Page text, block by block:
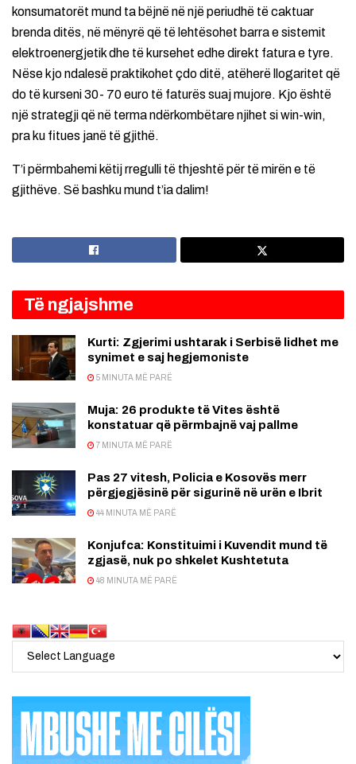
konsumatorët mund ta bëjnë në një periudhë të caktuar
brenda ditës, në mënyrë që të lehtësohet barra e sistemit
elektroenergjetik dhe të kursehet edhe direkt fatura e tyre.
Nëse kjo ndalesë praktikohet çdo ditë, atëherë llogaritet që
do të kurseni 30- 70 euro të faturës suaj mujore. Kjo është
një strategji që në terma ndërkombëtare njihet si win-win,
pra ku fitues janë të gjithë.
T’i përmbahemi këtij rregulli të thjeshtë për të mirën e të
gjithëve. Së bashku mund t’ia dalim!
Të ngjajshme
Kurti: Zgjerimi ushtarak i Serbisë lidhet me
synimet e saj hegjemoniste
5 MINUTA MË PARË
Muja: 26 produkte të Vites është
konstatuar që përmbajnë vaj pallme
7 MINUTA MË PARË
Pas 27 vitesh, Policia e Kosovës merr
përgjegjësinë për sigurinë në urën e Ibrit
44 MINUTA MË PARË
Konjufca: Konstituimi i Kuvendit mund të
zgjasë, nuk po shkelet Kushtetuta
48 MINUTA MË PARË